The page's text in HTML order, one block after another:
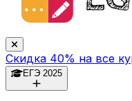
Скидка 40% на все
ЕГЭ 2025